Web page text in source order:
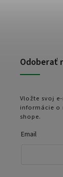
Odoberať
Vložte svoj
informácie o
shope.
Email